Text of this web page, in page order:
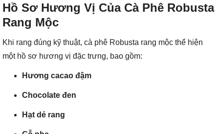
Hồ Sơ Hương Vị Của Cà Phê Robusta
Rang Mộc
Khi rang đúng kỹ thuật, cà phê Robusta rang mộc thể hiện
một hồ sơ hương vị đặc trưng, bao gồm:
Hương cacao đậm
Chocolate đen
Hạt dẻ rang